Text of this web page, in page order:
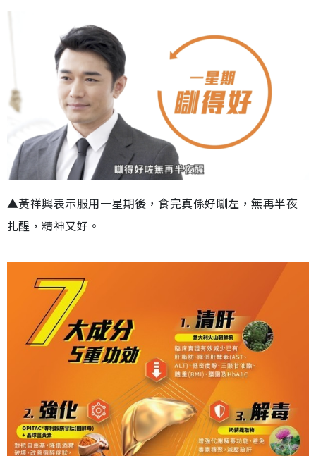
▲黃祥興表示服用一星期後，食完真係好瞓左，無再半夜
扎醒，精神又好。